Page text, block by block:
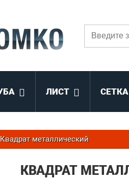
ЛИСТ СЕТКА
Квадрат металлический
КВАДРАТ